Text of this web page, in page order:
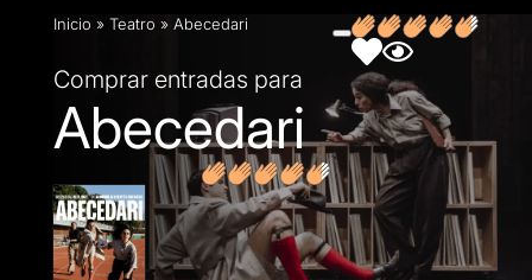
Inicio » Teatro » Abecedari
Comprar entradas para
Abecedari